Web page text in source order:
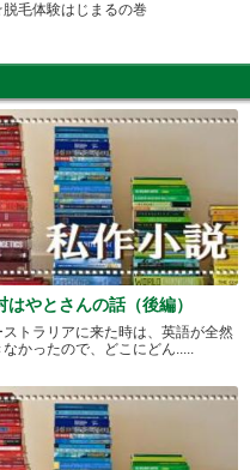
毛体験はじまるの巻
はやとさんの話（後編）
ストラリアに来た時は、英語が全然
なかったので、どこにどん.....